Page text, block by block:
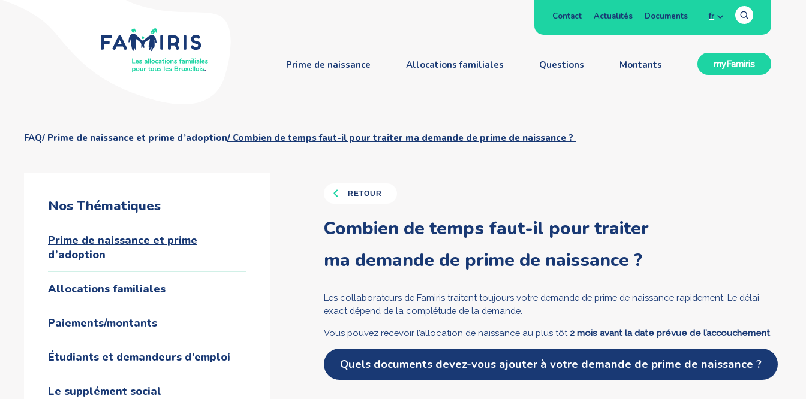
Contact Actualités Documents fr
Prime de naissance Allocations familiales Questions Montants myFamiris
FAQ Prime de naissance et prime d’adoption Combien de temps faut-il pour traiter ma demande de prime de naissance ?
Nos Thématiques
Prime de naissance et prime
d’adoption
Allocations familiales
Paiements/montants
Étudiants et demandeurs d’emploi
Le supplément social
RETOUR
Combien de temps faut-il pour traiter
ma demande de prime de naissance ?
Les collaborateurs de Famiris traitent toujours votre demande de prime de naissance rapidement. Le délai
exact dépend de la complétude de la demande.
Vous pouvez recevoir l’allocation de naissance au plus tôt 2 mois avant la date prévue de l’accouchement
Quels documents devez-vous ajouter à votre demande de prime de naissance ?